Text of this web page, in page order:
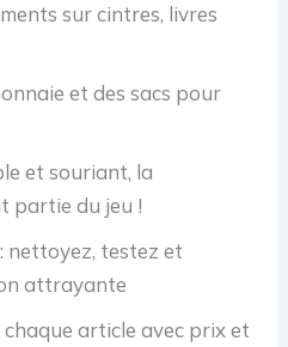
sur cintres, livres
et des sacs pour
et souriant, la
partie du jeu !
nettoyez, testez et
attrayante
article avec prix et